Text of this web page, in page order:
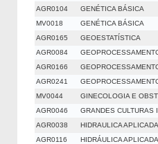
AGR0104
GENÉTICA BÁSICA
MV0018
GENÉTICA BÁSICA
AGR0165
GEOESTATÍSTICA
AGR0084
AGR0166
AGR0241
MV0044
GINECOLOGIA E
AGR0046
GRANDES CULTURAS I
AGR0038
HIDRAULICA APLICADA
AGR0116
HIDRÁULICA APLICADA